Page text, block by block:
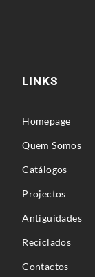
LINKS
Homepage
Quem Somos
Catálogos
Projectos
Antiguidades
Reciclados
Contactos